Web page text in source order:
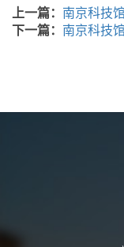
上一篇： 南京科技
下一篇： 南京科技